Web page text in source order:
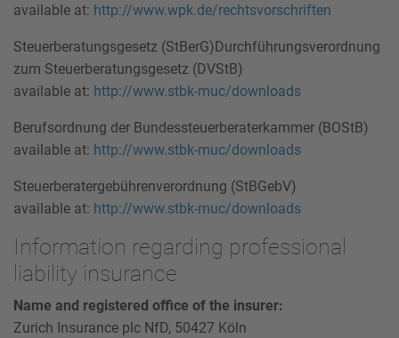
available at: http://www.wpk.de/rechtsvorschriften
Steuerberatungsgesetz (StBerG)Durchführungsverordnung
zum Steuerberatungsgesetz (DVStB)
available at: http://www.stbk-muc/downloads
Berufsordnung der Bundessteuerberaterkammer (BOStB)
available at: http://www.stbk-muc/downloads
Steuerberatergebührenverordnung (StBGebV)
available at: http://www.stbk-muc/downloads
Information regarding professional
liability insurance
Name and registered office of the insurer:
Zurich Insurance plc NfD, 50427 Köln